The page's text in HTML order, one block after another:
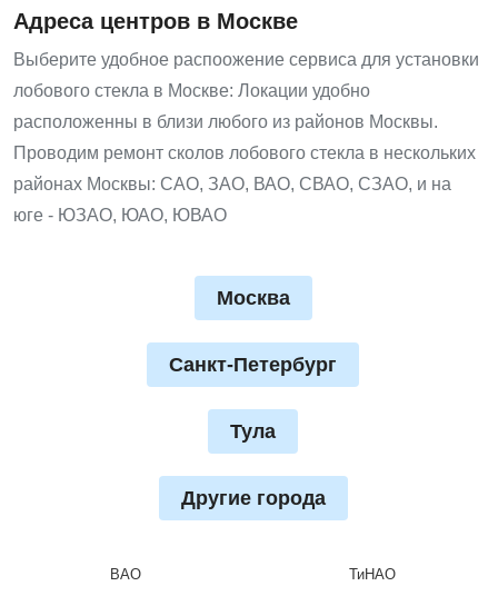
Адреса центров в Москве
Выберите удобное распоожение сервиса для установки
лобового стекла в Москве: Локации удобно
расположенны в близи любого из районов Москвы.
Проводим ремонт сколов лобового стекла в нескольких
районах Москвы: САО, ЗАО, ВАО, СВАО, СЗАО, и на
юге - ЮЗАО, ЮАО, ЮВАО
Москва
Санкт-Петербург
Тула
Другие города
ВАО ТиНАО